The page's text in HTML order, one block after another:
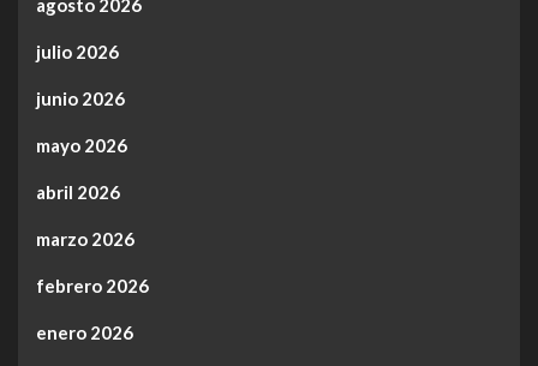
julio 2026
junio 2026
mayo 2026
abril 2026
marzo 2026
febrero 2026
enero 2026